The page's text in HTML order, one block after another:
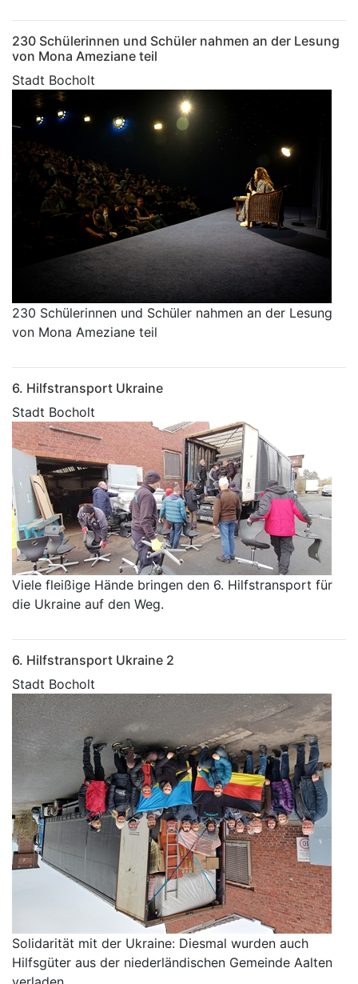
230 Schülerinnen und Schüler nahmen an der Lesung
von Mona Ameziane teil
Stadt Bocholt
230 Schülerinnen und Schüler nahmen an der Lesung
von Mona Ameziane teil
6. Hilfstransport Ukraine
Stadt Bocholt
Viele fleißige Hände bringen den 6. Hilfstransport für
die Ukraine auf den Weg.
6. Hilfstransport Ukraine 2
Stadt Bocholt
Solidarität mit der Ukraine: Diesmal wurden auch
Hilfsgüter aus der niederländischen Gemeinde Aalten